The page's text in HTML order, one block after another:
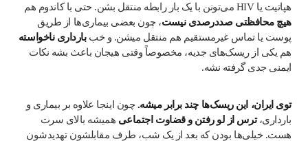
هپاتیت یا HIV می‌تونن با یک بار رابطه منتقل بشن. حتی با کاندوم هم
هیچ محافظتی صددرصدی نیست، چون بعضی بیماری‌ها از طریق
پوست یا تماس غیرمستقیم هم منتقل میشن. و خببارداری ناخواسته
هم یکی از ریسک‌های جدیه، مخصوصاً وقتی هیجان باعث بشه نکات
ایمنی جدی گرفته نشه.
توی ایران، این ریسک‌ها چند برابر میشه. چون اینجا علاوه بر بیماری و
بارداری،ترس از لو رفتن و قضاوت اجتماعی همیشه بالای سرت
هست. خیلی‌ها بودن که بعد از یک شب، طرف مقابلشون تهدیدشون